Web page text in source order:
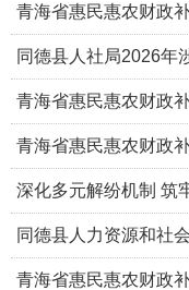
略“十五五”规划》的通
青海省惠民惠农财政
通费补贴】
同德县人社局2026年
青海省惠民惠农财政
补贴】
青海省惠民惠农财政
补贴】
深化多元解纷机制
举行“人社+工会”裁
同德县人力资源和社
能力素质提升培训班
青海省惠民惠农财政